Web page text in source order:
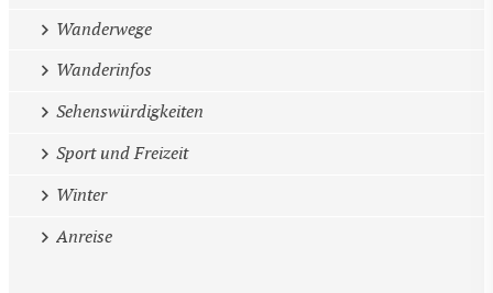
Wanderwege
Wanderinfos
Sehenswürdigkeiten
Sport und Freizeit
Winter
Anreise